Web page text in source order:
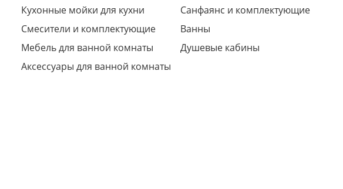
Кухонные мойки для кухни
Смесители и комплектующие
Мебель для ванной комнаты
Аксессуары для ванной комнаты
Санфаянс и комплектующие
Ванны
Душевые кабины
Для клиентов всех банков
Разбейтеоплату
на части без переплат